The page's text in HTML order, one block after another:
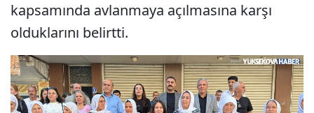
kapsamında avlanmaya açılmasına karşı
olduklarını belirtti.